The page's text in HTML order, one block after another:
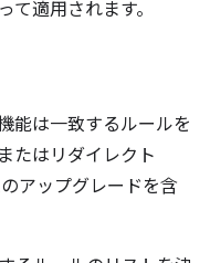
適用されます。
能は一致するルールを
たはリダイレクト
のアップグレードを含